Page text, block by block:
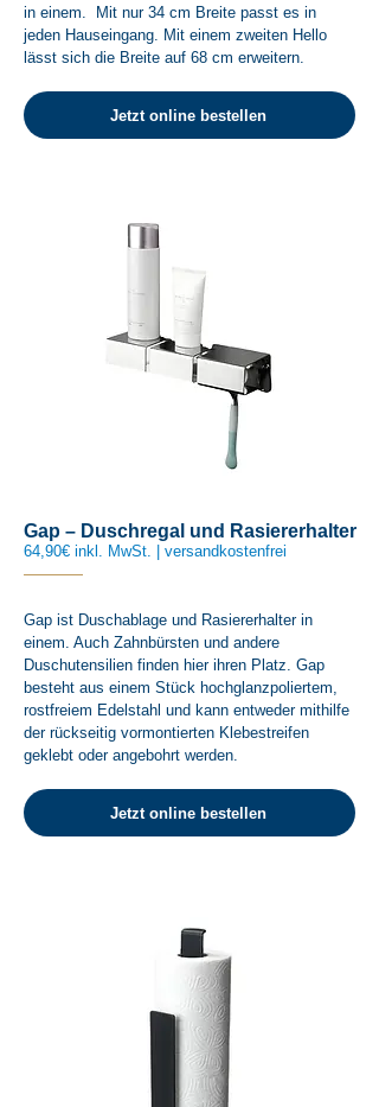
in einem. Mit nur 34 cm Breite passt es in
jeden Hauseingang. Mit einem zweiten Hello
lässt sich die Breite auf 68 cm erweitern.
Jetzt online bestellen
Gap – Duschregal und Rasiererhalter
64,90€ inkl. MwSt. | versandkostenfrei
Gap ist Duschablage und Rasiererhalter in
einem. Auch Zahnbürsten und andere
Duschutensilien finden hier ihren Platz. Gap
besteht aus einem Stück hochglanzpoliertem,
rostfreiem Edelstahl und kann entweder mithilfe
der rückseitig vormontierten Klebestreifen
geklebt oder angebohrt werden.
Jetzt online bestellen